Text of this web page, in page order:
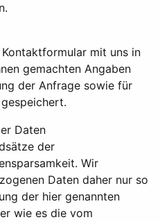
mit uns in
gemachten Angaben
der Anfrage sowie für
Daten
der
Wir
Daten daher nur so
der hier genannten
wie es die vom